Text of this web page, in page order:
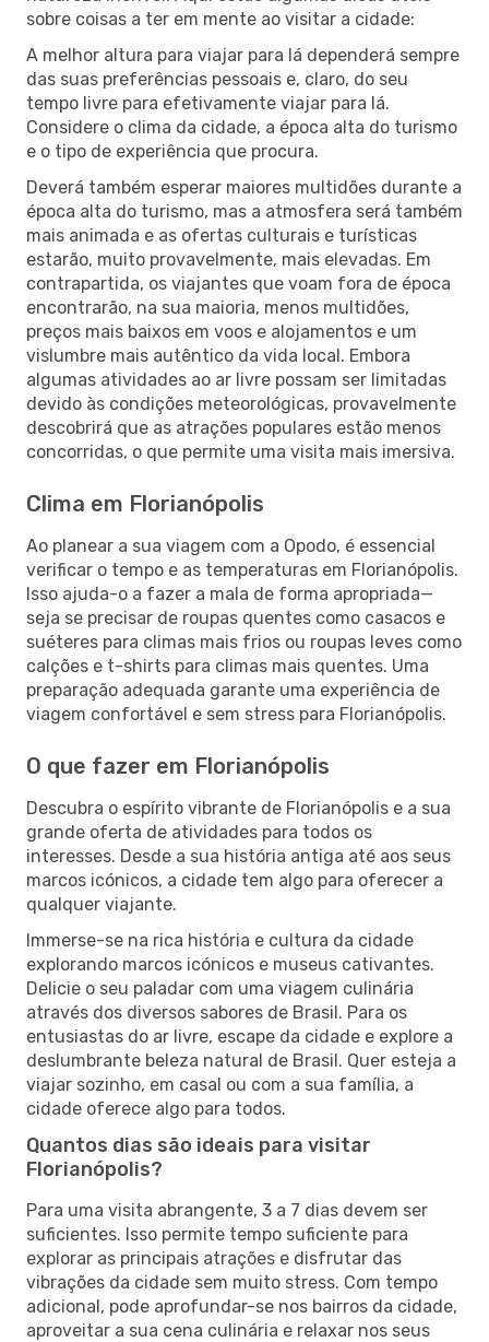
sobre coisas a ter em mente ao visitar a cidade:
A melhor altura para viajar para lá dependerá sempre
das suas preferências pessoais e, claro, do seu
tempo livre para efetivamente viajar para lá.
Considere o clima da cidade, a época alta do turismo
e o tipo de experiência que procura.
Deverá também esperar maiores multidões durante a
época alta do turismo, mas a atmosfera será também
mais animada e as ofertas culturais e turísticas
estarão, muito provavelmente, mais elevadas. Em
contrapartida, os viajantes que voam fora de época
encontrarão, na sua maioria, menos multidões,
preços mais baixos em voos e alojamentos e um
vislumbre mais autêntico da vida local. Embora
algumas atividades ao ar livre possam ser limitadas
devido às condições meteorológicas, provavelmente
descobrirá que as atrações populares estão menos
concorridas, o que permite uma visita mais imersiva.
Clima em Florianópolis
Ao planear a sua viagem com a Opodo, é essencial
verificar o tempo e as temperaturas em Florianópolis.
Isso ajuda-o a fazer a mala de forma apropriada—
seja se precisar de roupas quentes como casacos e
suéteres para climas mais frios ou roupas leves como
calções e t-shirts para climas mais quentes. Uma
preparação adequada garante uma experiência de
viagem confortável e sem stress para Florianópolis.
O que fazer em Florianópolis
Descubra o espírito vibrante de Florianópolis e a sua
grande oferta de atividades para todos os
interesses. Desde a sua história antiga até aos seus
marcos icónicos, a cidade tem algo para oferecer a
qualquer viajante.
Immerse-se na rica história e cultura da cidade
explorando marcos icónicos e museus cativantes.
Delicie o seu paladar com uma viagem culinária
através dos diversos sabores de Brasil. Para os
entusiastas do ar livre, escape da cidade e explore a
deslumbrante beleza natural de Brasil. Quer esteja a
viajar sozinho, em casal ou com a sua família, a
cidade oferece algo para todos.
Quantos dias são ideais para visitar
Florianópolis?
Para uma visita abrangente, 3 a 7 dias devem ser
suficientes. Isso permite tempo suficiente para
explorar as principais atrações e disfrutar das
vibrações da cidade sem muito stress. Com tempo
adicional, pode aprofundar-se nos bairros da cidade,
aproveitar a sua cena culinária e relaxar nos seus